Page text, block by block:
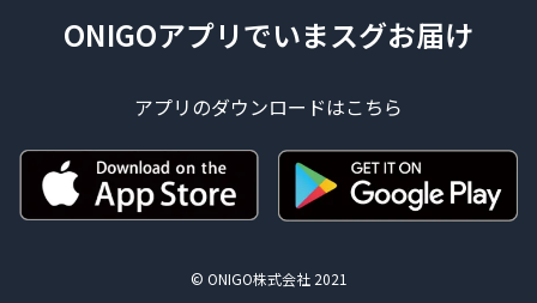
ONIGOアプリでいまスグお届け
アプリのダウンロードはこちら
© ONIGO株式会社 2021